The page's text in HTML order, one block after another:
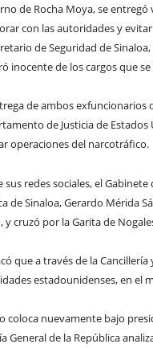
de Rocha Moya, se
con las autoridades y
de Seguridad de
inocente de los cargos que
de ambos exfuncionarios
de Justicia de
operaciones del narcotráfico.
sus redes sociales, el
de Sinaloa, Gerardo Mérida
y cruzó por la Garita de
que a través de la
estadounidenses, en el
coloca nuevamente bajo
General de la República